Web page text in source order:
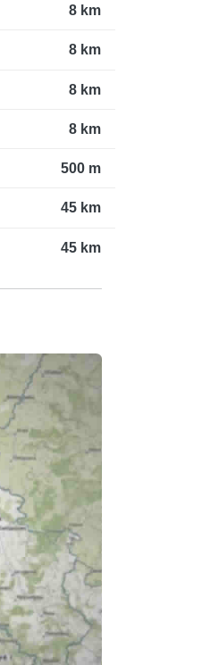
8 km
8 km
8 km
8 km
500 m
45 km
45 km